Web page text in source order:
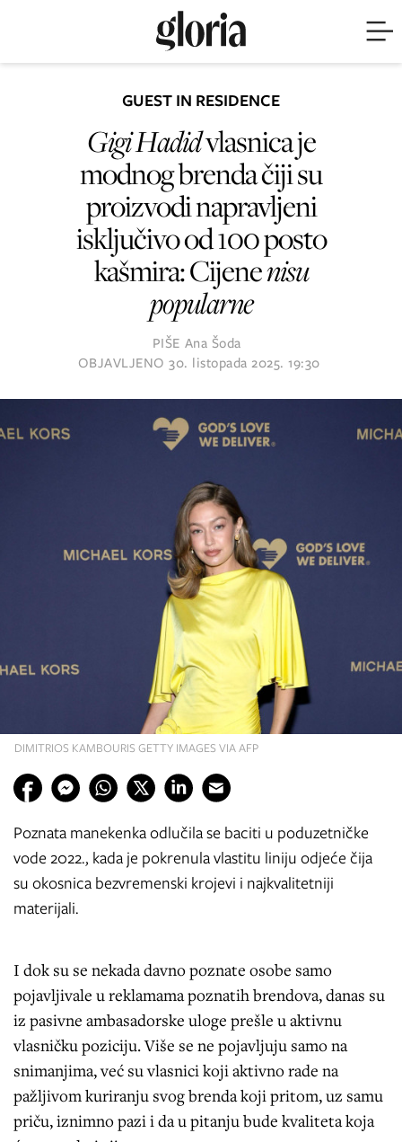
DIMITRIOS KAMBOURIS GETTY IMAGES VIA AFP
GUEST IN RESIDENCE
Gigi Hadidvlasnica je
modnog brenda čiji su
proizvodi napravljeni
isključivo od 100 posto
kašmira: Cijenenisu
popularne
PIŠE Ana Šoda
OBJAVLJENO 30. listopada 2025. 19:30
Poznata manekenka odlučila se baciti u poduzetničke
vode 2022., kada je pokrenula vlastitu liniju odjeće čija
su okosnica bezvremenski krojevi i najkvalitetniji
materijali.
I dok su se nekada davno poznate osobe samo
pojavljivale u reklamama poznatih brendova, danas su
iz pasivne ambasadorske uloge prešle u aktivnu
vlasničku poziciju. Više se ne pojavljuju samo na
snimanjima, već su vlasnici koji aktivno rade na
pažljivom kuriranju svog brenda koji pritom, uz samu
priču, iznimno pazi i da u pitanju bude kvaliteta koja